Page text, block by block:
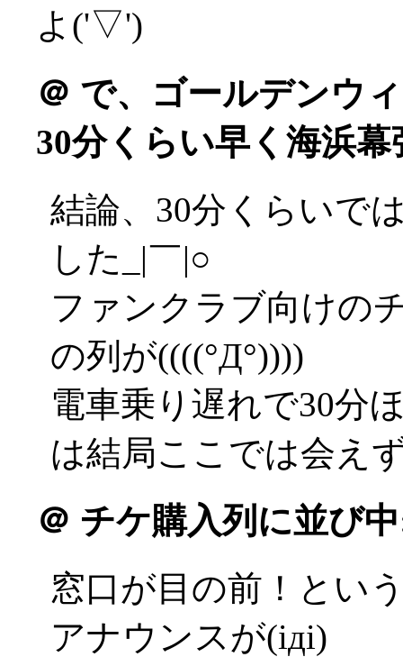
よ('▽')
＠ で、ゴールデンウ
30分くらい早く海浜幕
結論、30分くらいで
した_|￣|○
ファンクラブ向けの
の列が((((°Д°))))
電車乗り遅れで30分
は結局ここでは会え
＠ チケ購入列に並び
窓口が目の前！とい
アナウンスが(iдi)